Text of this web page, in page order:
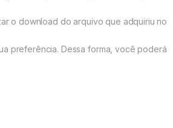
o download do arquivo que adquiriu no
preferência. Dessa forma, você poderá